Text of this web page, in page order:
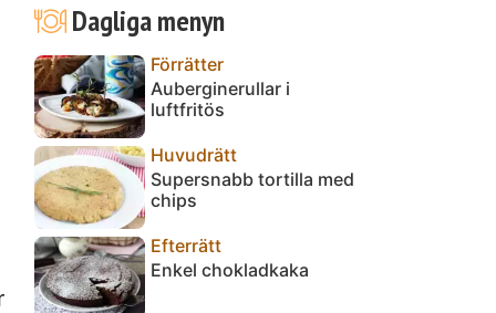
Dagliga menyn
Förrätter
Auberginerullar i
luftfritös
Huvudrätt
Supersnabb tortilla med
chips
Efterrätt
Enkel chokladkaka